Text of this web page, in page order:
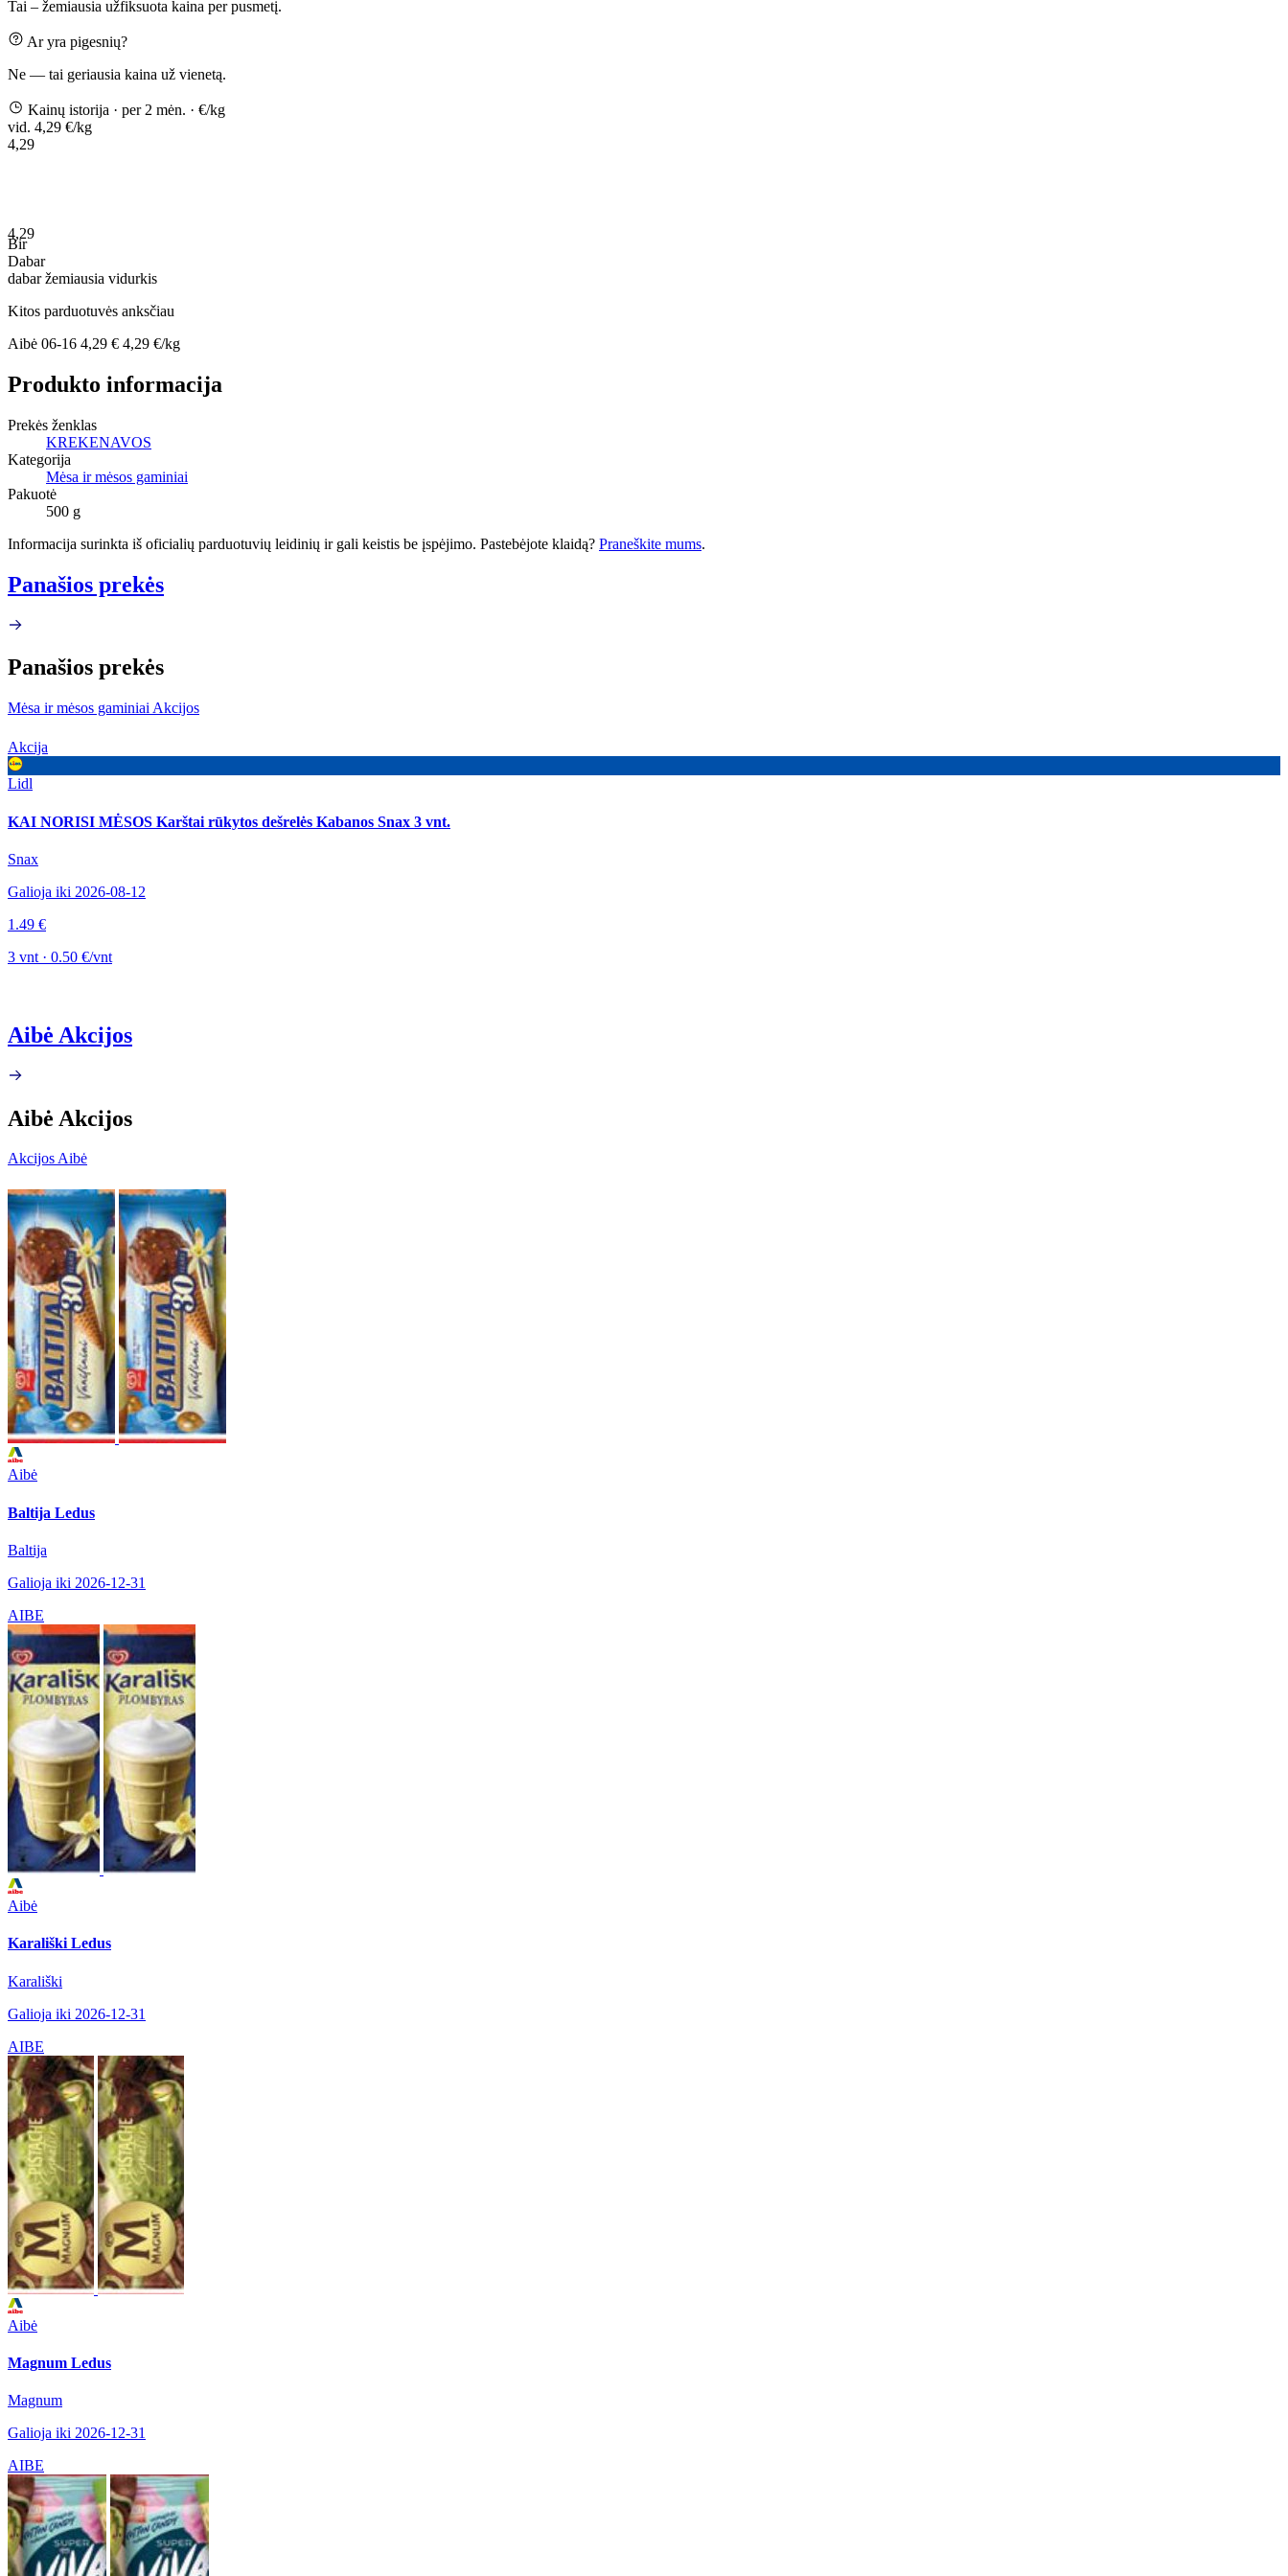
Tai – žemiausia užfiksuota kaina per pusmetį.
Ar yra pigesnių?
Ne — tai geriausia kaina už vienetą.
Kainų istorija · per 2 mėn. · €/kg
vid. 4,29 €/kg
4,29
4,29
Bir
Dabar
dabaržemiausia vidurkis
Kitos parduotuvės anksčiau
Aibė 06-16 4,29 € 4,29 €/kg
Produkto informacija
Prekės ženklas
KREKENAVOS
Kategorija
Mėsa ir mėsos gaminiai
Pakuotė
500 g
Informacija surinkta iš oficialių parduotuvių leidinių ir gali keistis be įspėjimo. Pastebėjote klaidą? Praneškite mums.
Panašios prekės
Panašios prekės
Mėsa ir mėsos gaminiai Akcijos
Akcija
Lidl
KAI NORISI MĖSOS Karštai rūkytos dešrelės Kabanos Snax 3 vnt.
Snax
Galioja iki 2026-08-12
1.49 €
3 vnt · 0.50 €/vnt
Aibė Akcijos
Aibė Akcijos
Akcijos Aibė
Aibė
Baltija Ledus
Baltija
Galioja iki 2026-12-31
AIBE
Aibė
Karališki Ledus
Karališki
Galioja iki 2026-12-31
AIBE
Aibė
Magnum Ledus
Magnum
Galioja iki 2026-12-31
AIBE